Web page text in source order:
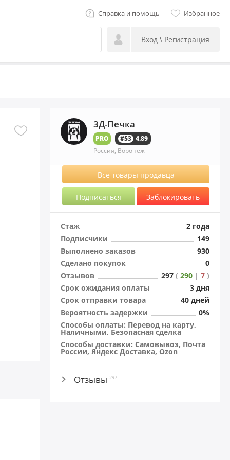
Справка и помощь Избранное
Вход \ Регистрация
3Д-Печка
PRO #53 4.89
Россия, Воронеж
Все товары продавца
Подписаться Заблокировать
Стаж
2 года
149
Подписчики
930
Выполнено заказов
0
Сделано покупок
297 ( 290 | 7 )
Отзывов
Cрок ожидания оплаты
3 дня
Cрок отправки товара
40 дней
0%
Вероятность задержки
Способы оплаты: Перевод на карту,
Наличными, Безопасная сделка
Способы доставки: Самовывоз, Почта
России, Яндекс Доставка, Ozon
Отзывы 297